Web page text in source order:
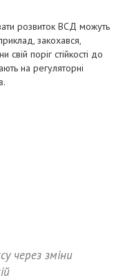
розвиток ВСД можуть
закохався,
поріг стійкості до
на регуляторні
через зміни